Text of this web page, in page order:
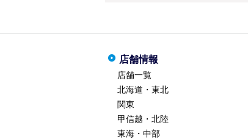
店舗情報
店舗一覧
北海道・東北
関東
甲信越・北陸
東海・中部